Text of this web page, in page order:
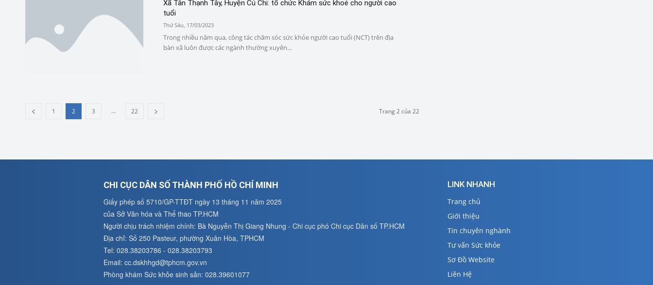
Xã Tân Thạnh Tây, Huyện Củ Chi: tổ chức Khám sức khoẻ cho người cao
tuổi
Thứ Sáu, 17/03/2023
Trong nhiều năm qua, công tác chăm sóc sức khỏe người cao tuổi (NCT) trên địa
bàn xã luôn được các ngành thường xuyên...
1 2 3 ... 22 Trang 2 của 22
CHI CỤC DÂN SỐ THÀNH PHỐ HỒ CHÍ MINH
Giấy phép số 5710/GP-TTĐT ngày 13 tháng 11 năm 2025
của Sở Văn hóa và Thể thao TP.HCM
Người chịu trách nhiệm chính: Bà Nguyễn Thị Giang Nhung - Chi cục phó Chi cục Dân số TP.HCM
Địa chỉ: Số 250 Pasteur, phường Xuân Hòa, TPHCM
Tel: 028.38203786 - 028.38203793
Email: cc.dskhhgd@tphcm.gov.vn
Phòng khám Sức khỏe sinh sản: 028.39601077
LINK NHANH
Trang chủ
Giới thiệu
Tin chuyên nghành
Tư vấn Sức khỏe
Sơ Đồ Website
Liên Hệ